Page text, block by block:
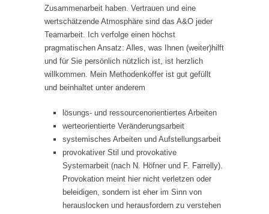
Zusammenarbeit haben. Vertrauen und eine
wertschätzende Atmosphäre sind das A&O jeder
Teamarbeit. Ich verfolge einen höchst
pragmatischen Ansatz: Alles, was Ihnen (weiter)hilft
und für Sie persönlich nützlich ist, ist herzlich
willkommen. Mein Methodenkoffer ist gut gefüllt
und beinhaltet unter anderem
lösungs- und ressourcenorientiertes Arbeiten
werteorientierte Veränderungsarbeit
systemisches Arbeiten und Aufstellungsarbeit
provokativer Stil und provokative
Systemarbeit (nach N. Höfner und F. Farrelly).
Provokation meint hier nicht verletzen oder
beleidigen, sondern ist eher im Sinn von
herauslocken und herausfordern zu verstehen